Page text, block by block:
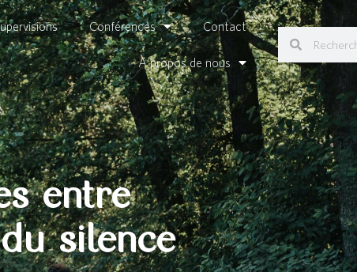
Conférences Contact
À propos de nous
entre
silence